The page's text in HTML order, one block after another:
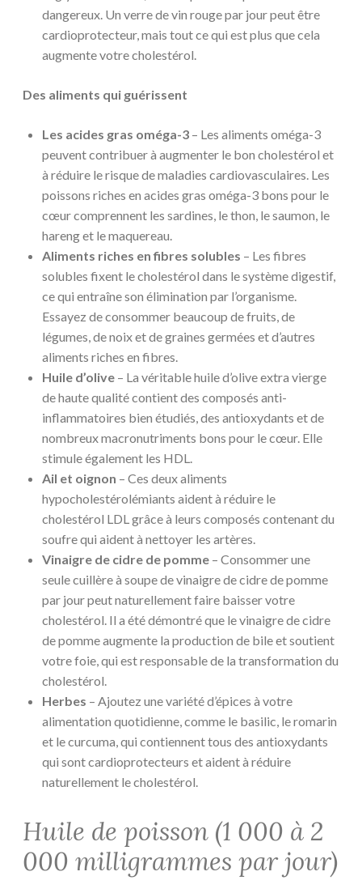
dangereux. Un verre de vin rouge par jour peut être
cardioprotecteur, mais tout ce qui est plus que cela
augmente votre cholestérol.
Des aliments qui guérissent
Les acides gras oméga-3 – Les aliments oméga-3
peuvent contribuer à augmenter le bon cholestérol et
à réduire le risque de maladies cardiovasculaires. Les
poissons riches en acides gras oméga-3 bons pour le
cœur comprennent les sardines, le thon, le saumon, le
hareng et le maquereau.
Aliments riches en fibres solubles – Les fibres
solubles fixent le cholestérol dans le système digestif,
ce qui entraîne son élimination par l’organisme.
Essayez de consommer beaucoup de fruits, de
légumes, de noix et de graines germées et d’autres
aliments riches en fibres.
Huile d’olive – La véritable huile d’olive extra vierge
de haute qualité contient des composés anti-
inflammatoires bien étudiés, des antioxydants et de
nombreux macronutriments bons pour le cœur. Elle
stimule également les HDL.
Ail et oignon – Ces deux aliments
hypocholestérolémiants aident à réduire le
cholestérol LDL grâce à leurs composés contenant du
soufre qui aident à nettoyer les artères.
Vinaigre de cidre de pomme – Consommer une
seule cuillère à soupe de vinaigre de cidre de pomme
par jour peut naturellement faire baisser votre
cholestérol. Il a été démontré que le vinaigre de cidre
de pomme augmente la production de bile et soutient
votre foie, qui est responsable de la transformation du
cholestérol.
Herbes – Ajoutez une variété d’épices à votre
alimentation quotidienne, comme le basilic, le romarin
et le curcuma, qui contiennent tous des antioxydants
qui sont cardioprotecteurs et aident à réduire
naturellement le cholestérol.
Huile de poisson (1 000 à 2
000 milligrammes par jour)